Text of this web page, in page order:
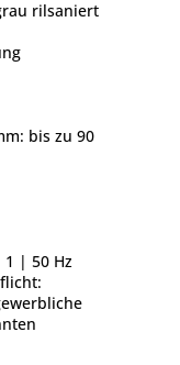
rilsaniert
bis zu 90
1 | 50 Hz